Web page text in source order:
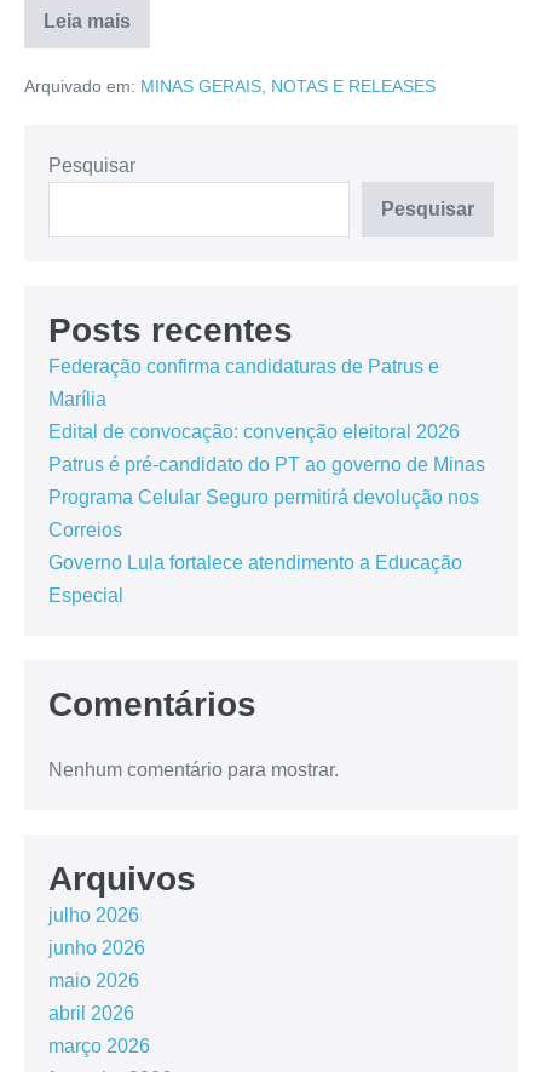
Leia mais
Arquivado em: MINAS GERAIS, NOTAS E RELEASES
Pesquisar
Pesquisar
Posts recentes
Federação confirma candidaturas de Patrus e
Marília
Edital de convocação: convenção eleitoral 2026
Patrus é pré-candidato do PT ao governo de Minas
Programa Celular Seguro permitirá devolução nos
Correios
Governo Lula fortalece atendimento a Educação
Especial
Comentários
Nenhum comentário para mostrar.
Arquivos
julho 2026
junho 2026
maio 2026
abril 2026
março 2026